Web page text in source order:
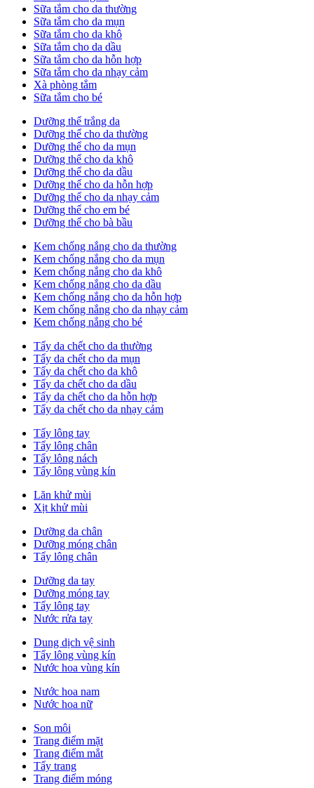
Sữa tắm cho da thường
Sữa tắm cho da mụn
Sữa tắm cho da khô
Sữa tắm cho da dầu
Sữa tắm cho da hỗn hợp
Sữa tắm cho da nhạy cảm
Xà phòng tắm
Sữa tắm cho bé
Dưỡng thể trắng da
Dưỡng thể cho da thường
Dưỡng thể cho da mụn
Dưỡng thể cho da khô
Dưỡng thể cho da dầu
Dưỡng thể cho da hỗn hợp
Dưỡng thể cho da nhạy cảm
Dưỡng thể cho em bé
Dưỡng thể cho bà bầu
Kem chống nắng cho da thường
Kem chống nắng cho da mụn
Kem chống nắng cho da khô
Kem chống nắng cho da dầu
Kem chống nắng cho da hỗn hợp
Kem chống nắng cho da nhạy cảm
Kem chống nắng cho bé
Tẩy da chết cho da thường
Tẩy da chết cho da mụn
Tẩy da chết cho da khô
Tẩy da chết cho da dầu
Tẩy da chết cho da hỗn hợp
Tẩy da chết cho da nhạy cảm
Tẩy lông tay
Tẩy lông chân
Tẩy lông nách
Tẩy lông vùng kín
Lăn khử mùi
Xịt khử mùi
Dưỡng da chân
Dưỡng móng chân
Tẩy lông chân
Dưỡng da tay
Dưỡng móng tay
Tẩy lông tay
Nước rửa tay
Dung dịch vệ sinh
Tẩy lông vùng kín
Nước hoa vùng kín
Nước hoa nam
Nước hoa nữ
Son môi
Trang điểm mặt
Trang điểm mắt
Tẩy trang
Trang điểm móng